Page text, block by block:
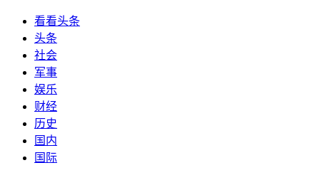
看看头条
头条
社会
军事
娱乐
财经
历史
国内
国际